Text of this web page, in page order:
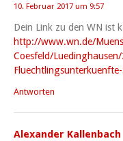
10. Februar 2017 um 9:57
Dein Link zu den WN ist
http://www.wn.de/
Coesfeld/
Antworten
Alexander Kallenbach